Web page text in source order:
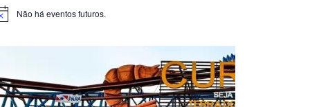
Não há eventos futuros.